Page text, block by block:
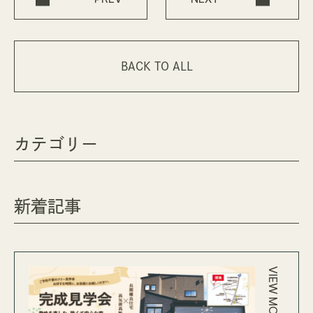
BACK TO ALL
カテゴリー
新着記事
VIEW MORE